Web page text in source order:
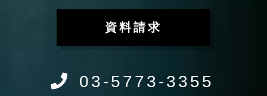
資料請求
03-5773-3355